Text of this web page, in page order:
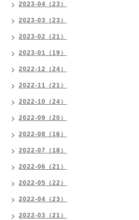
2023-04（23）
2023-03（23）
2023-02（21）
2023-01（19）
2022-12（24）
2022-11（21）
2022-10（24）
2022-09（20）
2022-08（16）
2022-07（18）
2022-06（21）
2022-05（22）
2022-04（23）
2022-03（21）